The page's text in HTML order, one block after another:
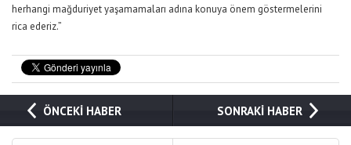
herhangi mağduriyet yaşamamaları adına konuya önem göstermelerini
rica ederiz.”
ÖNCEKİ HABER SONRAKİ HABER